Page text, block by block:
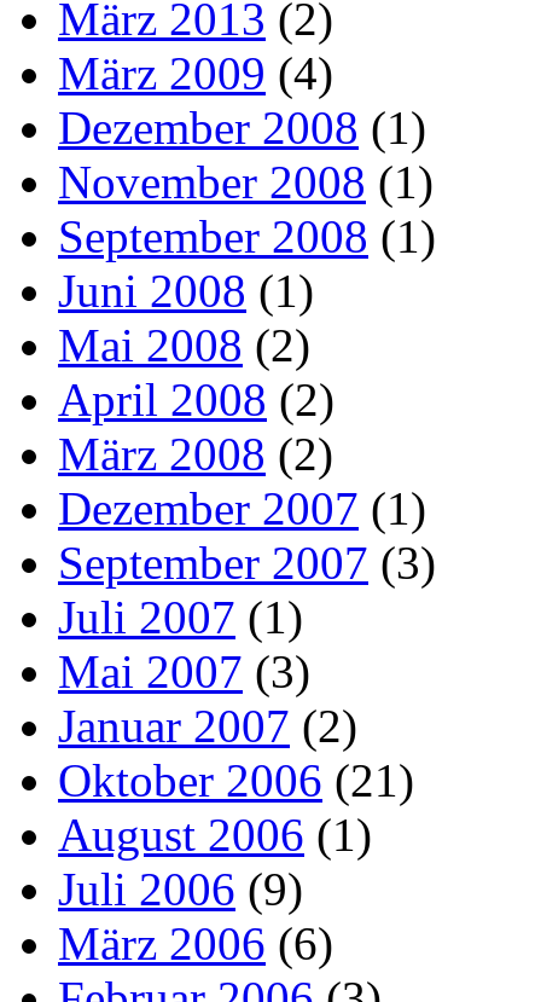
März 2013 (2)
März 2009 (4)
Dezember 2008 (1)
November 2008 (1)
September 2008 (1)
Juni 2008 (1)
Mai 2008 (2)
April 2008 (2)
März 2008 (2)
Dezember 2007 (1)
September 2007 (3)
Juli 2007 (1)
Mai 2007 (3)
Januar 2007 (2)
Oktober 2006 (21)
August 2006 (1)
Juli 2006 (9)
März 2006 (6)